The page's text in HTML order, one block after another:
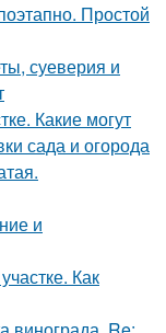
Простой
суеверия и
Какие могут
сада и огорода
и
Как